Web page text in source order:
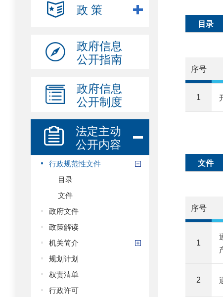
政 策
政府信息
公开指南
政府信息
公开制度
法定主动
公开内容
行政规范性文件
目录
文件
政府文件
政策解读
机关简介
规划计划
权责清单
行政许可
目录
序号
1
文件
序号
1
2